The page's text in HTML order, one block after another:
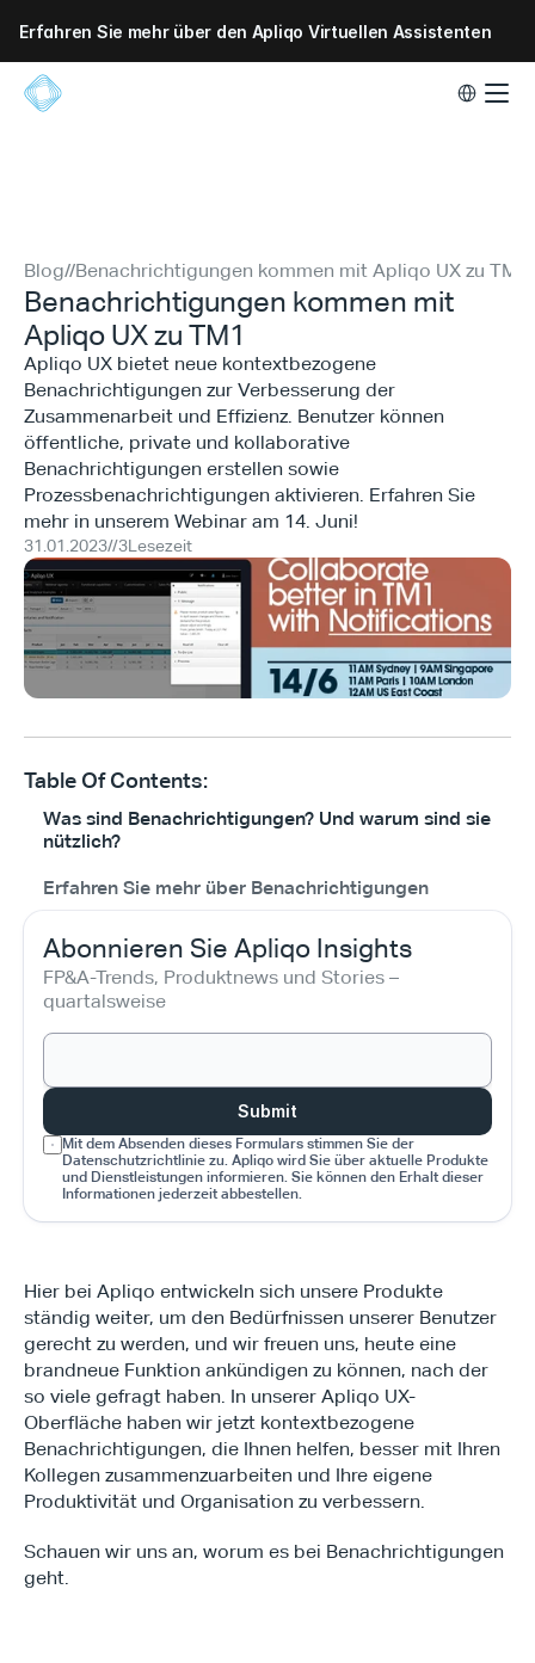
Erfahren Sie mehr über den Apliqo Virtuellen Assistenten
Select
Blog//Benachrichtigungen kommen mit Apliqo UX zu TM1
Benachrichtigungen kommen mit
Apliqo UX zu TM1
Apliqo UX bietet neue kontextbezogene
Benachrichtigungen zur Verbesserung der
Zusammenarbeit und Effizienz. Benutzer können
öffentliche, private und kollaborative
Benachrichtigungen erstellen sowie
Prozessbenachrichtigungen aktivieren. Erfahren Sie
mehr in unserem Webinar am 14. Juni!
31.01.2023//3Lesezeit
Table Of Contents:
Was sind Benachrichtigungen? Und warum sind sie
nützlich?
Erfahren Sie mehr über Benachrichtigungen
Abonnieren Sie Apliqo Insights
FP&A-Trends, Produktnews und Stories –
quartalsweise
Submit
Mit dem Absenden dieses Formulars stimmen Sie der
Datenschutzrichtlinie zu. Apliqo wird Sie über aktuelle Produkte
und Dienstleistungen informieren. Sie können den Erhalt dieser
Informationen jederzeit abbestellen.
Hier bei Apliqo entwickeln sich unsere Produkte
ständig weiter, um den Bedürfnissen unserer Benutzer
gerecht zu werden, und wir freuen uns, heute eine
brandneue Funktion ankündigen zu können, nach der
so viele gefragt haben. In unserer Apliqo UX-
Oberfläche haben wir jetzt kontextbezogene
Benachrichtigungen, die Ihnen helfen, besser mit Ihren
Kollegen zusammenzuarbeiten und Ihre eigene
Produktivität und Organisation zu verbessern.
Schauen wir uns an, worum es bei Benachrichtigungen
geht.